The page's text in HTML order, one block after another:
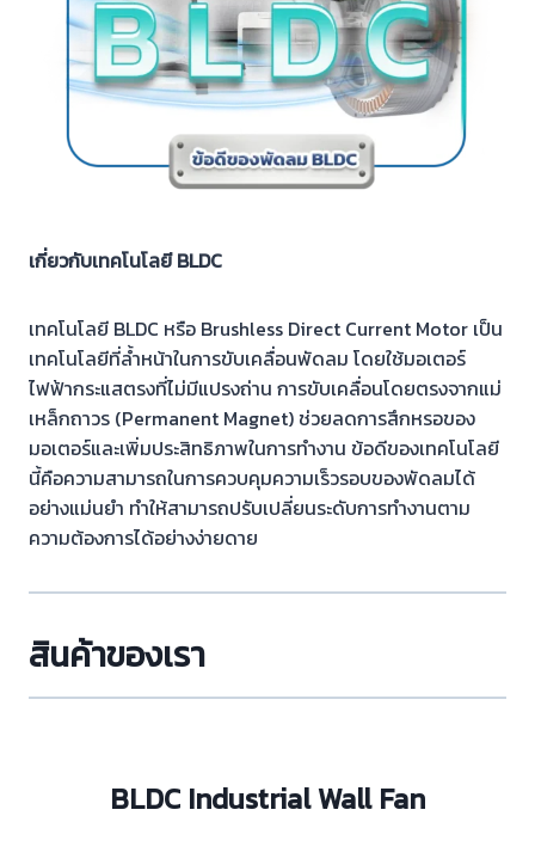
เกี่ยวกับเทคโนโลยี BLDC
เทคโนโลยี BLDC หรือ Brushless Direct Current Motor เป็น
เทคโนโลยีที่ล้ำหน้าในการขับเคลื่อนพัดลม โดยใช้มอเตอร์
ไฟฟ้ากระแสตรงที่ไม่มีแปรงถ่าน การขับเคลื่อนโดยตรงจากแม่
เหล็กถาวร (Permanent Magnet) ช่วยลดการสึกหรอของ
มอเตอร์และเพิ่มประสิทธิภาพในการทำงาน ข้อดีของเทคโนโลยี
นี้คือความสามารถในการควบคุมความเร็วรอบของพัดลมได้
อย่างแม่นยำ ทำให้สามารถปรับเปลี่ยนระดับการทำงานตาม
ความต้องการได้อย่างง่ายดาย
สินค้าของเรา
BLDC Industrial Wall Fan